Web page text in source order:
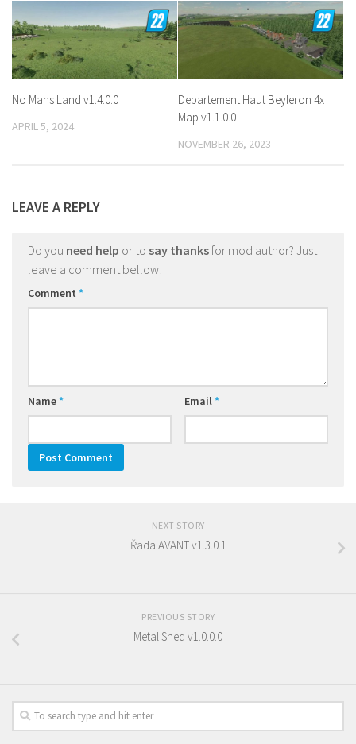
No Mans Land v1.4.0.0
APRIL 5, 2024
Departement Haut Beyleron 4x
Map v1.1.0.0
NOVEMBER 26, 2023
LEAVE A REPLY
Do you need help or to say thanksfor mod author? Just
leave a comment bellow!
Comment *
Name* Email*
NEXT STORY
Řada AVANT v1.3.0.1
PREVIOUS STORY
Metal Shed v1.0.0.0